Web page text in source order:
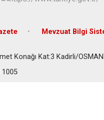
Mevzuat Bilgi
Konağı Kat:3 Kadirli/
1005